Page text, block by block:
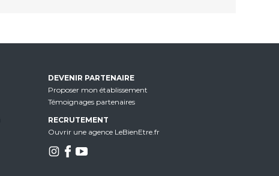
DEVENIR PARTENAIRE
Proposer mon établissement
Témoignages partenaires
RECRUTEMENT
Ouvrir une agence LeBienEtre.fr